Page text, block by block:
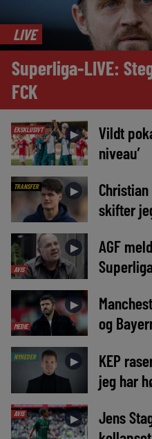
LIVE
Superliga-LIVE:
FCK
EKSKLUSIVT ►
Vildt
niveau’
TRANSFER ►
skifter
AVIS
►
AGF
MEDIE
►
og
NYHEDER ►
KEP
jeg har
AVIS ►
Jens